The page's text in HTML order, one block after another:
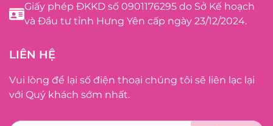
Giấy phép ĐKKD số 0901176295 do Sở Kế hoạch
và Đầu tư tỉnh Hưng Yên cấp ngày 23/12/2024.
LIÊN HỆ
Vui lòng để lại số điện thoại chúng tôi sẽ liên lạc lại
với Quý khách sớm nhất.